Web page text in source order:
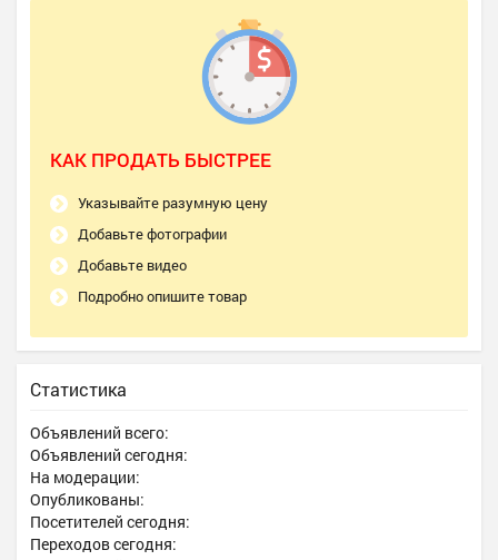
КАК ПРОДАТЬ БЫСТРЕЕ
Указывайте разумную цену
Добавьте фотографии
Добавьте видео
Подробно опишите товар
Статистика
Объявлений всего:
Объявлений сегодня:
На модерации:
Опубликованы:
Посетителей сегодня:
Переходов сегодня: